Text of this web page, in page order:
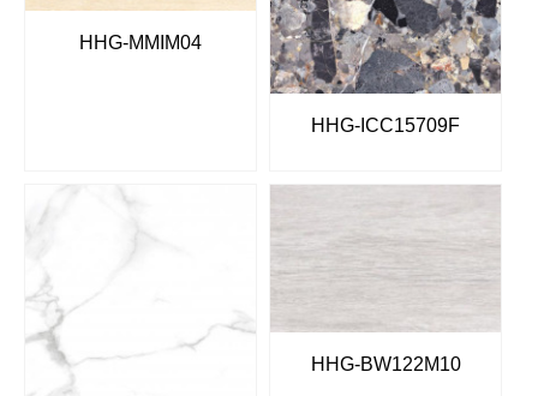
HHG-MMIM04
HHG-ICC15709F
HHG-BW122M10